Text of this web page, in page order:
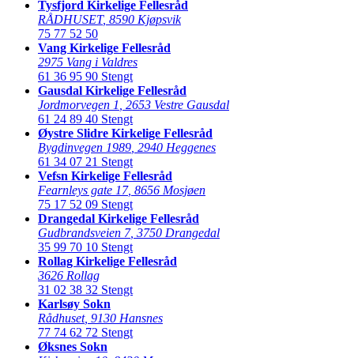
Tysfjord Kirkelige Fellesråd
RÅDHUSET, 8590 Kjøpsvik
75 77 52 50
Vang Kirkelige Fellesråd
2975 Vang i Valdres
61 36 95 90 Stengt
Gausdal Kirkelige Fellesråd
Jordmorvegen 1 2653 Vestre Gausdal
61 24 89 40 Stengt
Øystre Slidre Kirkelige Fellesråd
Bygdinvegen 1989 2940 Heggenes
61 34 07 21 Stengt
Vefsn Kirkelige Fellesråd
Fearnleys gate 17, 8656 Mosjøen
75 17 52 09 Stengt
Drangedal Kirkelige Fellesråd
Gudbrandsveien 7, 3750 Drangedal
35 99 70 10 Stengt
Rollag Kirkelige Fellesråd
3626 Rollag
31 02 38 32 Stengt
Karlsøy Sokn
Rådhuset, 9130 Hansnes
77 74 62 72 Stengt
Øksnes Sokn